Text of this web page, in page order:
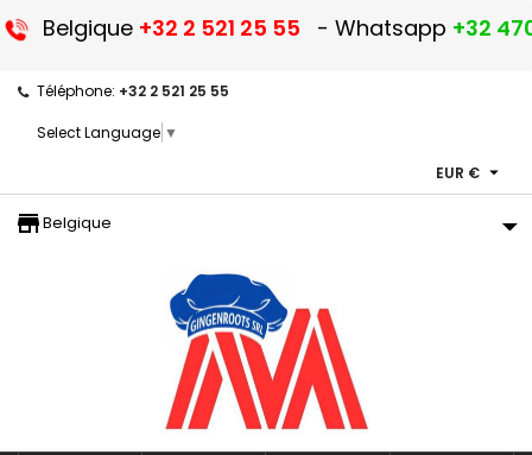
Belgique +32 2 521 25 55 - Whatsapp +32
Téléphone: +32 2 521 25 55
Select Language ▼
EUR € 
storefront
Belgique